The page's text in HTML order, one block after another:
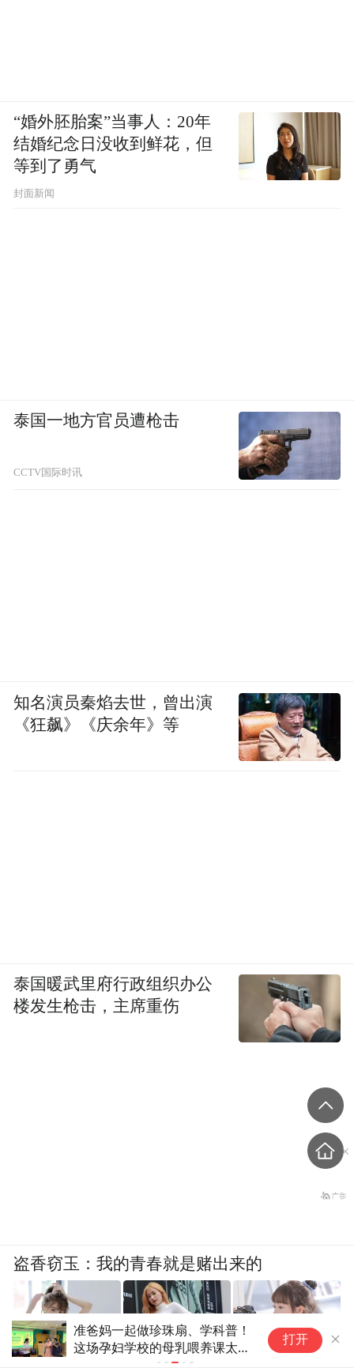
准爸妈一起做珍珠扇、学科普！
这场孕妇学校的母乳喂养课太治
打开
“婚外胚胎案”当事人：20年
结婚纪念日没收到鲜花，但
等到了勇气
封面新闻
泰国一地方官员遭枪击
CCTV国际时讯
知名演员秦焰去世，曾出演
《狂飙》《庆余年》等
泰国暖武里府行政组织办公
楼发生枪击，主席重伤
盗香窃玉：我的青春就是赌出来的